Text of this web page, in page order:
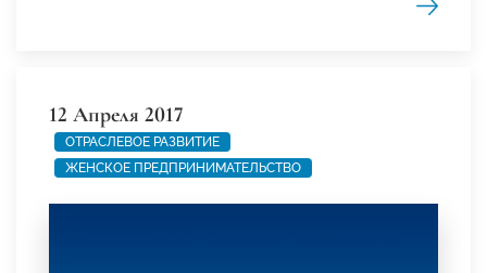
12 Апреля 2017
ОТРАСЛЕВОЕ РАЗВИТИЕ
ЖЕНСКОЕ ПРЕДПРИНИМАТЕЛЬСТВО